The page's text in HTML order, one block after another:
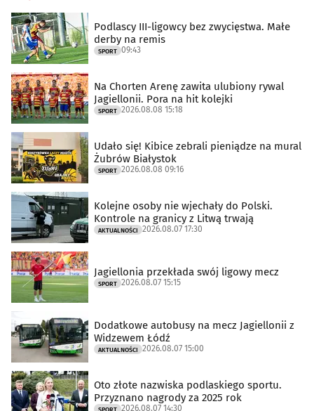
Podlascy III-ligowcy bez zwycięstwa. Małe
derby na remis
SPORT 09:43
Na Chorten Arenę zawita ulubiony rywal
Jagiellonii. Pora na hit kolejki
SPORT 2026.08.08 15:18
Udało się! Kibice zebrali pieniądze na mural
Żubrów Białystok
SPORT 2026.08.08 09:16
Kolejne osoby nie wjechały do Polski.
Kontrole na granicy z Litwą trwają
AKTUALNOŚCI 2026.08.07 17:30
Jagiellonia przekłada swój ligowy mecz
SPORT 2026.08.07 15:15
Dodatkowe autobusy na mecz Jagiellonii z
Widzewem Łódź
AKTUALNOŚCI 2026.08.07 15:00
Oto złote nazwiska podlaskiego sportu.
Przyznano nagrody za 2025 rok
2026.08.07 14:30